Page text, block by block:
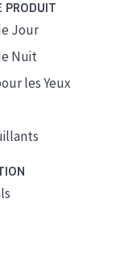
PRODUIT
Jour
Nuit
les Yeux